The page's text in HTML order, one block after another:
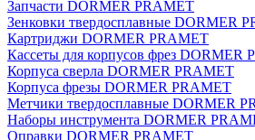
Запчасти DORMER PRAMET
Зенковки твердосплавные DORMER
Картриджи DORMER PRAMET
Кассеты для корпусов фрез DORMER
Корпуса сверла DORMER PRAMET
Корпуса фрезы DORMER PRAMET
Метчики твердосплавные DORMER
Наборы инструмента DORMER
Оправки DORMER PRAMET